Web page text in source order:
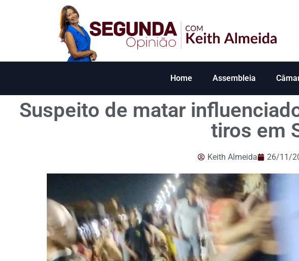
Home Assembleia
Suspeito de matar
tiros em
Keith Almeida 26/11/